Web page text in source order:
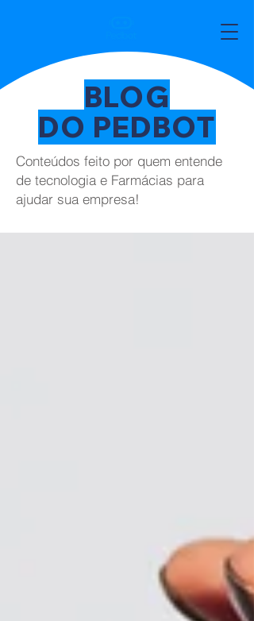
BLOG
DO PEDBOT
Conteúdos feito por quem entende
de tecnologia e Farmácias para
ajudar sua empresa!